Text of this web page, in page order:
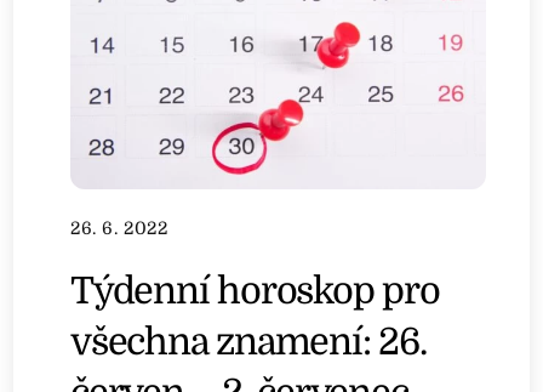
26. 6. 2022
Týdenní horoskop pro
všechna znamení: 26.